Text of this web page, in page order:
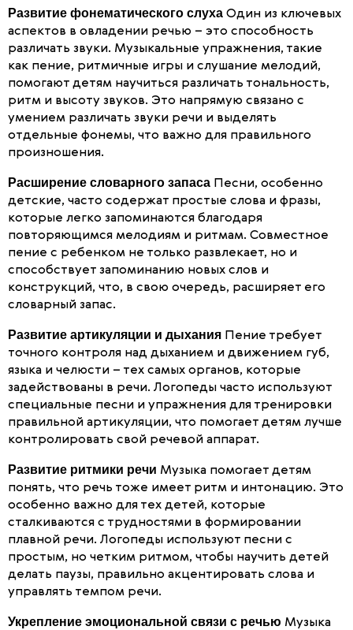
Развитие фонематического слуха Один из ключевых
аспектов в овладении речью – это способность
различать звуки. Музыкальные упражнения, такие
как пение, ритмичные игры и слушание мелодий,
помогают детям научиться различать тональность,
ритм и высоту звуков. Это напрямую связано с
умением различать звуки речи и выделять
отдельные фонемы, что важно для правильного
произношения.
Расширение словарного запаса Песни, особенно
детские, часто содержат простые слова и фразы,
которые легко запоминаются благодаря
повторяющимся мелодиям и ритмам. Совместное
пение с ребенком не только развлекает, но и
способствует запоминанию новых слов и
конструкций, что, в свою очередь, расширяет его
словарный запас.
Развитие артикуляции и дыхания Пение требует
точного контроля над дыханием и движением губ,
языка и челюсти – тех самых органов, которые
задействованы в речи. Логопеды часто используют
специальные песни и упражнения для тренировки
правильной артикуляции, что помогает детям лучше
контролировать свой речевой аппарат.
Развитие ритмики речи Музыка помогает детям
понять, что речь тоже имеет ритм и интонацию. Это
особенно важно для тех детей, которые
сталкиваются с трудностями в формировании
плавной речи. Логопеды используют песни с
простым, но четким ритмом, чтобы научить детей
делать паузы, правильно акцентировать слова и
управлять темпом речи.
Укрепление эмоциональной связи с речью Музыка